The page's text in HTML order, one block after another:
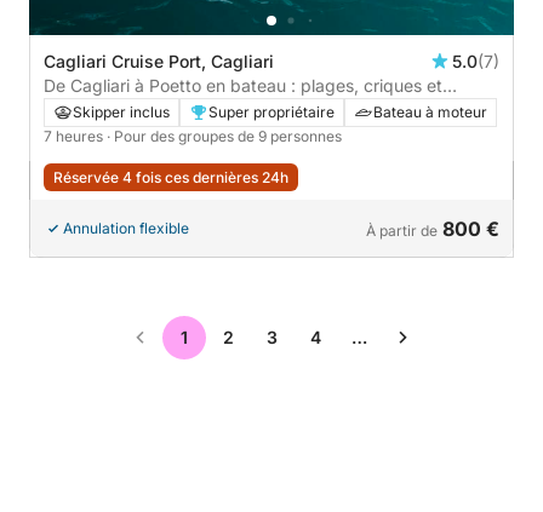
Cagliari Cruise Port, Cagliari 5.0(7)
De Cagliari à Poetto en bateau : plages, criques et
plaisirs nautiques
Skipper inclus Super propriétaire
Bateau à moteur
7 heures · Pour des groupes de 9 personnes
Réservée 4 fois ces dernières 24h
Annulation flexible À partir de 800 €
1 2 3 4 …